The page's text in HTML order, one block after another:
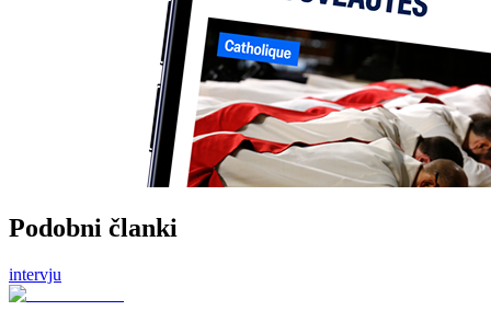
Podobni članki
intervju